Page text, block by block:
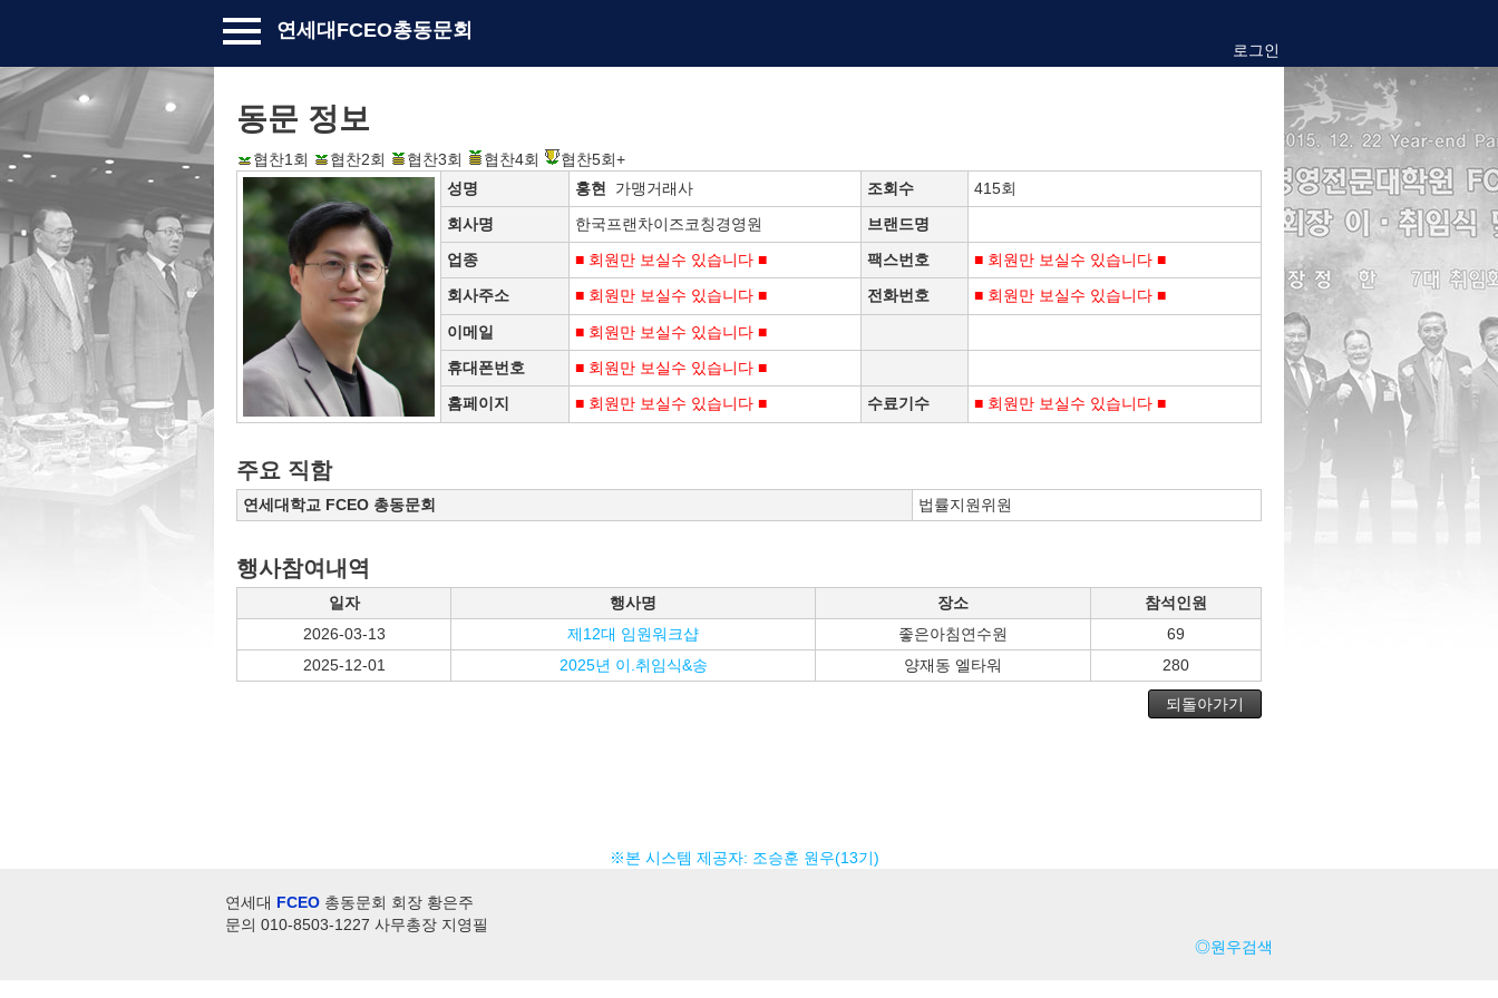
연세대FCEO총동문회
로그인
동문 정보
협찬1회 협찬2회 협찬3회 협찬4회
협찬5회+
성명
홍현 가맹거래사 조회수
415회
회사명
한국프랜차이즈코칭경영원
브랜드명
업종
■ 회원만 보실수 있습니다 ■ 팩스번호
■ 회원만 보실수 있습니다 ■
회사주소
■ 회원만 보실수 있습니다 ■ 전화번호 ■ 회원만 보실수 있습니다 ■
이메일
■ 회원만 보실수 있습니다 ■
휴대폰번호
■ 회원만 보실수 있습니다 ■
홈페이지
■ 회원만 보실수 있습니다 ■ 수료기수 ■ 회원만 보실수 있습니다 ■
주요 직함
연세대학교 FCEO 총동문회 법률지원위원
행사참여내역
일자 행사명 장소
참석인원
2026-03-13
제12대 임원워크샵 좋은아침연수원
69
2025-12-01
2025년 이.취임식&송 양재동 엘타워 280
되돌아가기
※본 시스템 제공자: 조승훈 원우(13기)
연세대 FCEO 총동문회 회장 황은주
문의 010-8503-1227 사무총장 지영필
◎원우검색